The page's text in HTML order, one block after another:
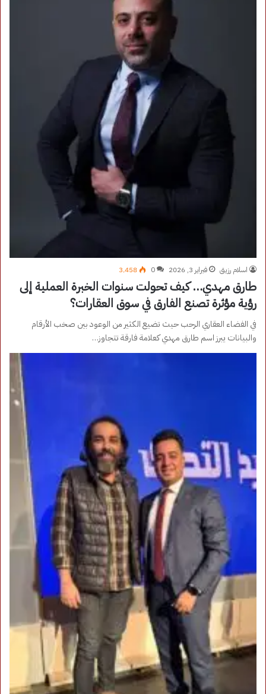
اسلام رزيق فبراير 3, 2026 0 3٬458
طارق مهدي… كيف تحولت سنوات الخبرة العملية إلى
رؤية مؤثرة تصنع الفارق في سوق العقارات؟
في الفضاء العقاري الرحب حيث تضيع الكثير من الوعود بين صخب الأرقام
والبيانات يبرز اسم طارق مهدي كعلامة فارقة تتجاوز…